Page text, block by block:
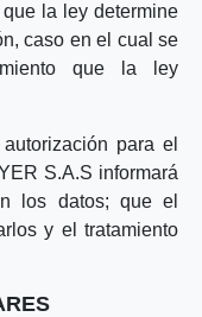
la ley determine
caso en el cual se
que la ley
para el
S.A.S informará
los datos; que el
y el tratamiento